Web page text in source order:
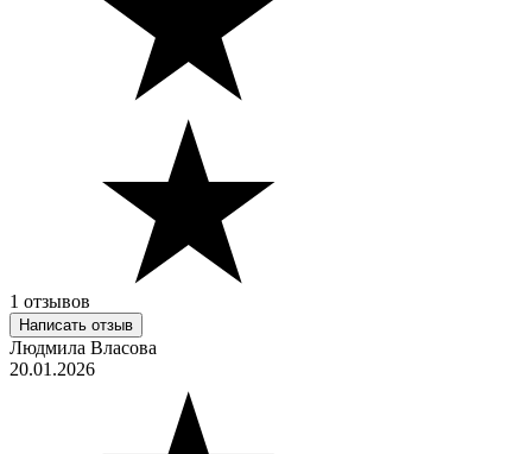
1 отзывов
Написать отзыв
Людмила Власова
20.01.2026